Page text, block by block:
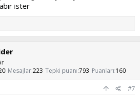
ister
Mesajlar223 Tepki puanı 793 Puanları 160
#7